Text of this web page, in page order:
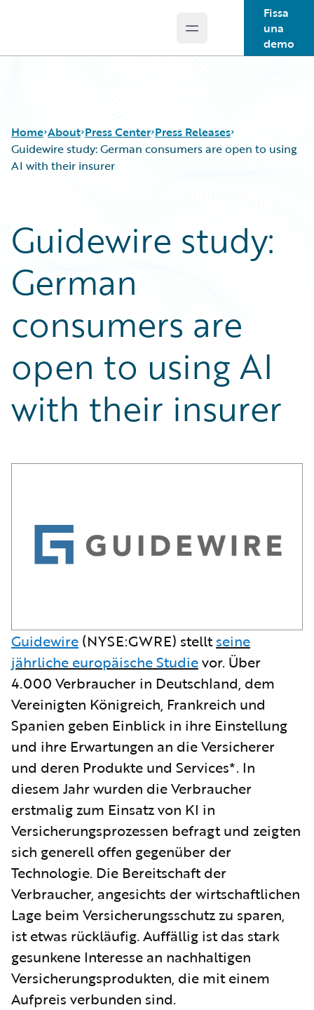
Open main menu
Fissa
una
demo
Home About Press Center Press Releases
Guidewire study: German consumers are open to using
AI with their insurer
Guidewire study:
German
consumers are
open to using AI
with their insurer
Guidewire (NYSE:GWRE) stelltseine
jährliche europäische Studievor. Über
4.000 Verbraucher in Deutschland, dem
Vereinigten Königreich, Frankreich und
Spanien geben Einblick in ihre Einstellung
und ihre Erwartungen an die Versicherer
und deren Produkte und Services*. In
diesem Jahr wurden die Verbraucher
erstmalig zum Einsatz von KI in
Versicherungsprozessen befragt und zeigten
sich generell offen gegenüber der
Technologie. Die Bereitschaft der
Verbraucher, angesichts der wirtschaftlichen
Lage beim Versicherungsschutz zu sparen,
ist etwas rückläufig. Auffällig ist das stark
gesunkene Interesse an nachhaltigen
Versicherungsprodukten, die mit einem
Aufpreis verbunden sind.